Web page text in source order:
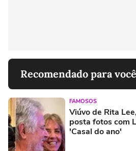
Recomendado para você
FAMOSOS
Viúvo de Rita
posta fotos com
'Casal do ano'